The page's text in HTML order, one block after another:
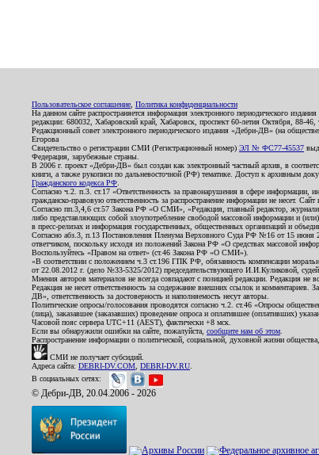
Пользовательское соглашение Политика конфиденциальности
На данном сайте распространяется информация электронного периодического
редакции: 680032, Хабаровский край, Хабаровск, проспект 60-летия Октября, 88-
Редакционный совет электронного периодического издания «Дебри-ДВ»
Егорова
Свидетельство о регистрации СМИ (Регистрационный номер) ЭЛ № ФС77-45537
Федерация, зарубежные страны.
В 2006 г. проект «Дебри-ДВ» был создан как электронный частный архив, в
книги, а также рукописи по дальневосточной (РФ) тематике. Доступ к архивным
Гражданского кодекса РФ
Согласно ч.2. п.3. ст.17 «Ответственность за правонарушения в сфере
гражданско-правовую ответственность за распространение информации не несет.
Согласно пп.3,4,6 ст.57 Закона РФ «О СМИ», «Редакция, главный редактор,
либо представляющих собой злоупотребление свободой массовой информации и
в пресс-релизах и информация государственных, общественных организаций и
Согласно абз.3, п.13 Постановления Пленума Верховного Суда РФ №16 от 15 июня
ответчиком, поскольку исходя из положений Закона РФ «О средствах массовой
Воспользуйтесь «Правом на ответ» (ст.46 Закона РФ «О СМИ»).
«В соответствии с положением ч.3 ст.196 ГПК РФ, обязанность компенсации
от 22.08.2012 г. (дело №33-5325/2012) председательствующего И.И.Куликовой,
Мнения авторов материалов не всегда совпадают с позицией редакции. Редакция не
Редакция не несет ответственность за содержание внешних ссылок и
ДВ», ответственность за достоверность и наполняемость несут авторы.
Политические опросы/голосования проводятся согласно ч.2. ст.46 «Опросы
(лица), заказавшее (заказавших) проведение опроса и оплатившее (оплативших)
Часовой пояс сервера UTC+11 (AEST), фактически +8 мск.
Если вы обнаружили ошибки на сайте, пожалуйста, сообщите нам об этом
Распространение информации о политической, социальной, духовной жизни
СМИ не получает субсидий.
Адреса сайта: DEBRI-DV.COM DEBRI-DV.RU
В социальных сетях:
© Дебри-ДВ, 20.04.2006 - 2026